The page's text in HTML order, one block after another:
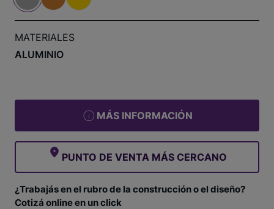
MATERIALES
ALUMINIO
MÁS INFORMACIÓN
PUNTO DE VENTA MÁS CERCANO
¿Trabajás en el rubro de la construcción o el diseño?
Cotizá online en un click